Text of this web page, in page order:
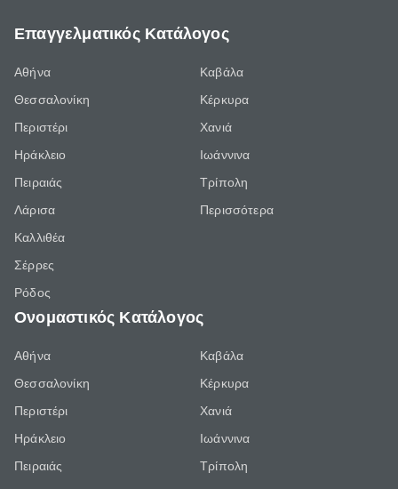
Επαγγελματικός Κατάλογος
Αθήνα
Θεσσαλονίκη
Περιστέρι
Ηράκλειο
Πειραιάς
Λάρισα
Καλλιθέα
Σέρρες
Ρόδος
Καβάλα
Κέρκυρα
Χανιά
Ιωάννινα
Τρίπολη
Περισσότερα
Ονομαστικός Κατάλογος
Αθήνα
Θεσσαλονίκη
Περιστέρι
Ηράκλειο
Πειραιάς
Καβάλα
Κέρκυρα
Χανιά
Ιωάννινα
Τρίπολη